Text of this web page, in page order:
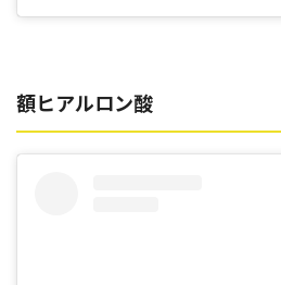
額ヒアルロン酸